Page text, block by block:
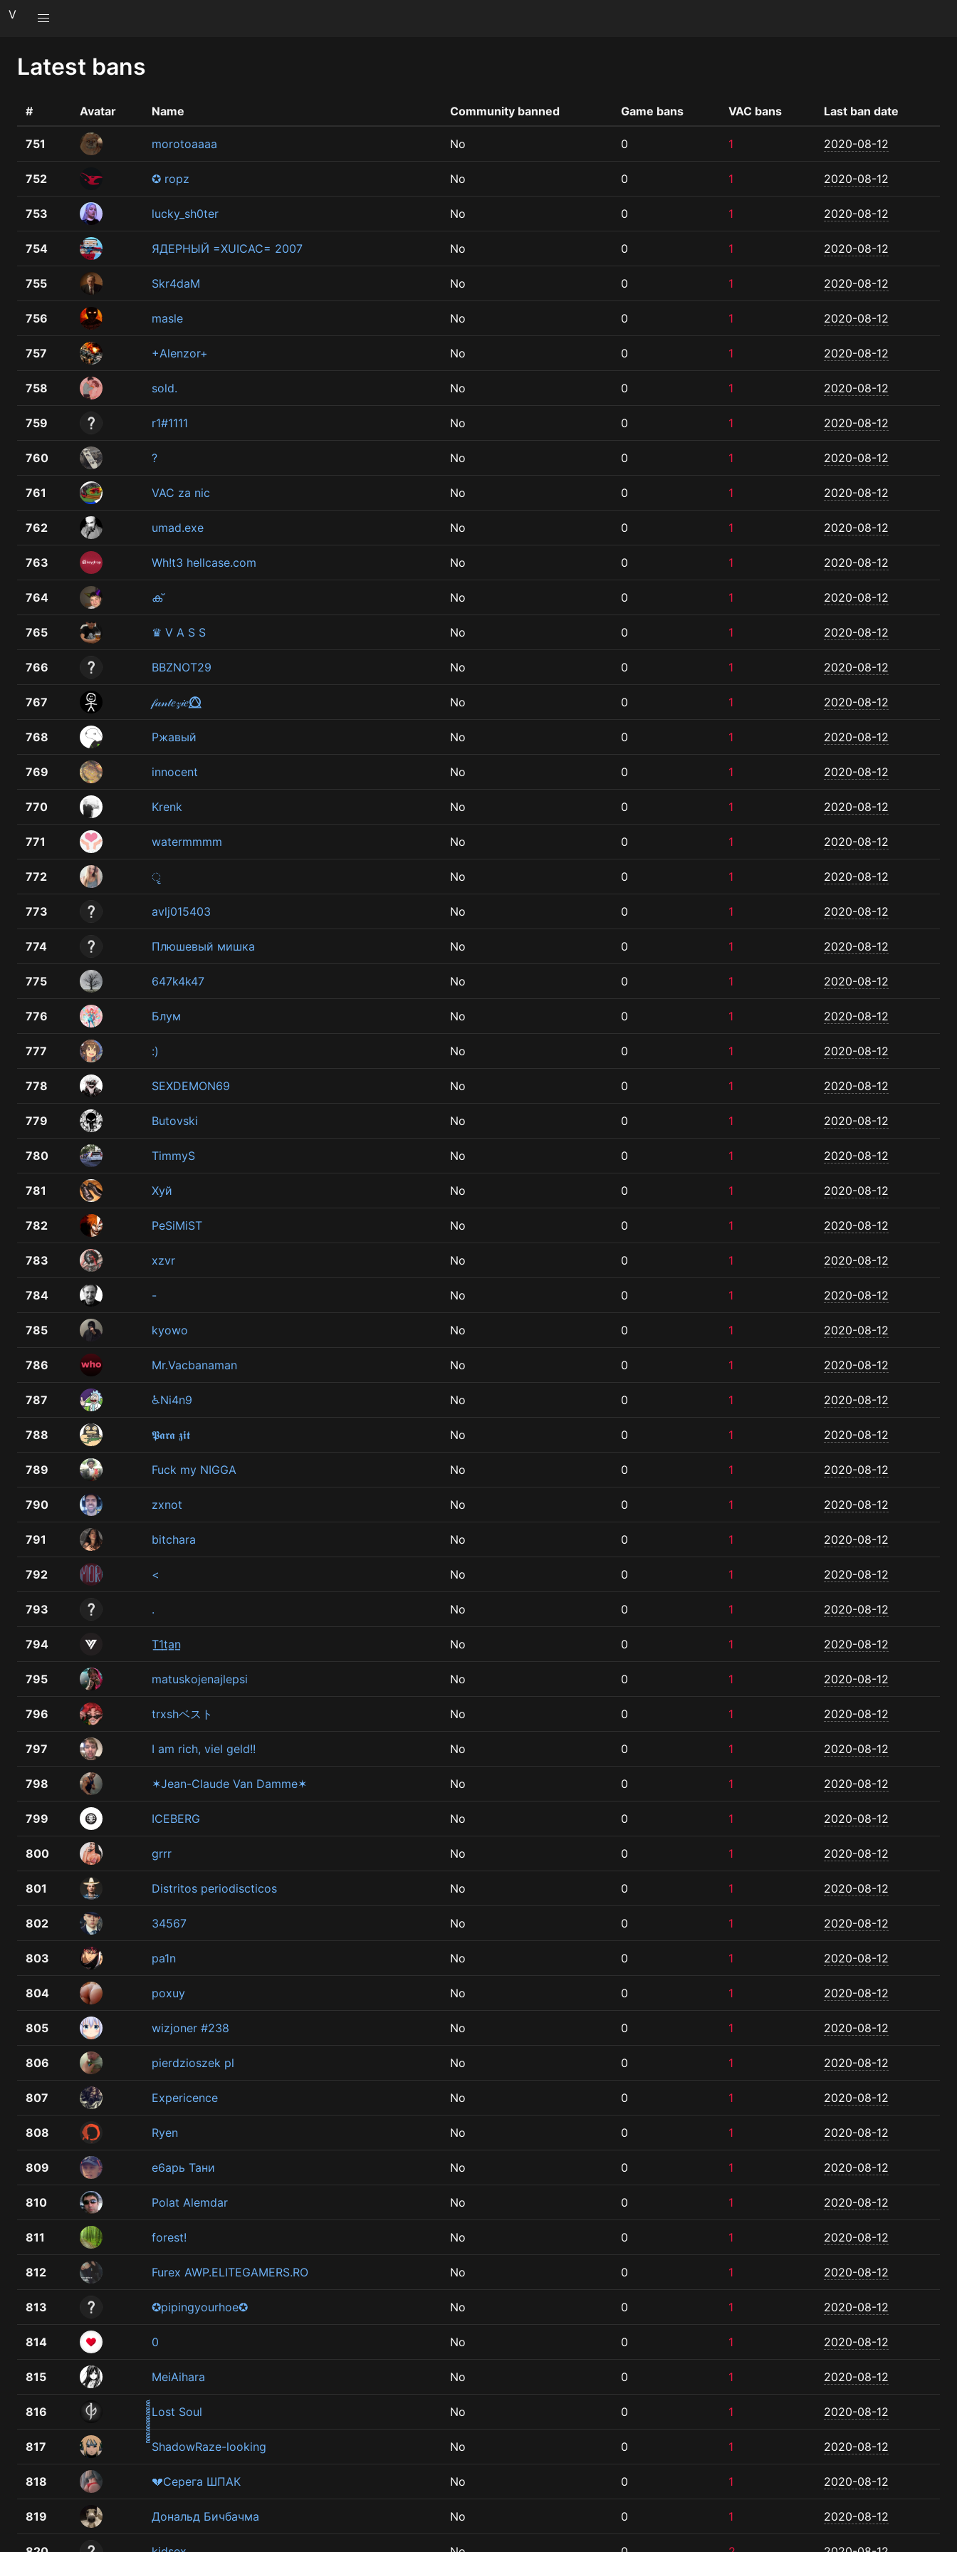
V
Latest bans
# Avatar Name Community banned Game bans VAC bans Last ban date
751 morotoaaaa No 0 1 2020-08-12
752 ✪ ropz No 0 1 2020-08-12
753 lucky_sh0ter No 0 1 2020-08-12
754 ЯДЕРНЫЙ =XUICAC= 2007 No 0 1 2020-08-12
755 Skr4daM No 0 1 2020-08-12
756 masle No 0 1 2020-08-12
757 +Alenzor+ No 0 1 2020-08-12
758 sold. No 0 1 2020-08-12
759 r1#1111 No 0 1 2020-08-12
760 ? No 0 1 2020-08-12
761 VAC za nic No 0 1 2020-08-12
762 umad.exe No 0 1 2020-08-12
763 Wh!t3 hellcase.com No 0 1 2020-08-12
764 ക് No 0 1 2020-08-12
765 ♛ V A S S No 0 1 2020-08-12
766 BBZNOT29 No 0 1 2020-08-12
767 𝒻𝒶𝓃𝓉𝑒𝓏𝒾𝑒⭕⃤ No 0 1 2020-08-12
768 Ржавый No 0 1 2020-08-12
769 innocent No 0 1 2020-08-12
770 Krenk No 0 1 2020-08-12
771 watermmmm No 0 1 2020-08-12
772 ृ No 0 1 2020-08-12
773 avlj015403 No 0 1 2020-08-12
774 Плюшевый мишка No 0 1 2020-08-12
775 647k4k47 No 0 1 2020-08-12
776 Блум No 0 1 2020-08-12
777 :) No 0 1 2020-08-12
778 SEXDEMON69 No 0 1 2020-08-12
779 Butovski No 0 1 2020-08-12
780 TimmyS No 0 1 2020-08-12
781 Хуй No 0 1 2020-08-12
782 PeSiMiST No 0 1 2020-08-12
783 xzvr No 0 1 2020-08-12
784 - No 0 1 2020-08-12
785 kyowo No 0 1 2020-08-12
786 Mr.Vacbanaman No 0 1 2020-08-12
787 ♿Ni4n9 No 0 1 2020-08-12
788 𝕻𝖆𝖗𝖆 𝖟𝖎𝖙 No 0 1 2020-08-12
789 Fuck my NIGGA No 0 1 2020-08-12
790 zxnot No 0 1 2020-08-12
791 bitchara No 0 1 2020-08-12
792 < No 0 1 2020-08-12
793 . No 0 1 2020-08-12
794 T̲1̲t̲a̲n̲ No 0 1 2020-08-12
795 matuskojenajlepsi No 0 1 2020-08-12
796 trxshベスト No 0 1 2020-08-12
797 I am rich, viel geld!! No 0 1 2020-08-12
798 ✶Jean-Claude Van Damme✶ No 0 1 2020-08-12
799 ICEBERG No 0 1 2020-08-12
800 grrr No 0 1 2020-08-12
801 Distritos periodiscticos No 0 1 2020-08-12
802 34567 No 0 1 2020-08-12
803 pa1n No 0 1 2020-08-12
804 poxuy No 0 1 2020-08-12
805 wizjoner #238 No 0 1 2020-08-12
806 pierdzioszek pl No 0 1 2020-08-12
807 Expericence No 0 1 2020-08-12
808 Ryen No 0 1 2020-08-12
809 e6арь Тани No 0 1 2020-08-12
810 Polat Alemdar No 0 1 2020-08-12
811 forest! No 0 1 2020-08-12
812 Furex AWP.ELITEGAMERS.RO No 0 1 2020-08-12
813 ✪pipingyourhoe✪ No 0 1 2020-08-12
814 0 No 0 1 2020-08-12
815 MeiAihara No 0 1 2020-08-12
816 Lost Soul No 0 1 2020-08-12
817 ็็็็็็็็็็็็็็ShadowRaze-looking No 0 1 2020-08-12
818 💔Серега ШПАК No 0 1 2020-08-12
819 Дональд Бичбачма No 0 1 2020-08-12